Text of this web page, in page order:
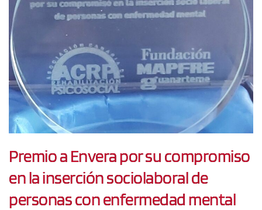
Premio a Envera por su compromiso
en la inserción sociolaboral de
personas con enfermedad mental